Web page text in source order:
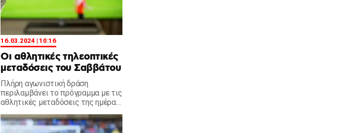
16.03.2024 | 10:16
Οι αθλητικές τηλεοπτικές
μεταδόσεις του Σαββάτου
Πλήρη αγωνιστική δράση
περιλαμβάνει το πρόγραμμα με τις
αθλητικές μεταδόσεις της ημέρας,
super league, αλλά έχει και πολύ
μπασκετάκι.